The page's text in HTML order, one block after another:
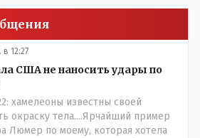
в 12:27
США не наносить удары по
хамелеоны известны своей
окраску тела....Ярчайший пример
Люмер по моему, которая хотела